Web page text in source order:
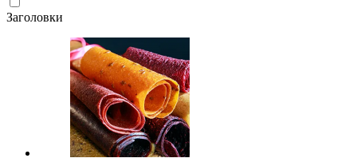
Заголовки